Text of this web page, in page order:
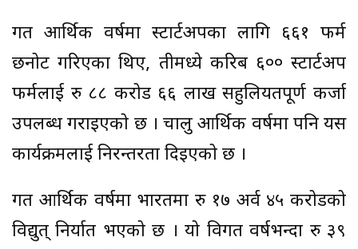
गत आर्थिक वर्षमा स्टार्टअपका लागि ६६१ फर्म
छनोट गरिएका थिए, तीमध्ये करिब ६०० स्टार्टअप
फर्मलाई रु ८८ करोड ६६ लाख सहुलियतपूर्ण कर्जा
उपलब्ध गराइएको छ । चालु आर्थिक वर्षमा पनि यस
कार्यक्रमलाई निरन्तरता दिइएको छ ।
गत आर्थिक वर्षमा भारतमा रु १७ अर्व ४५ करोडको
विद्युत् निर्यात भएको छ । यो विगत वर्षभन्दा रु ३९